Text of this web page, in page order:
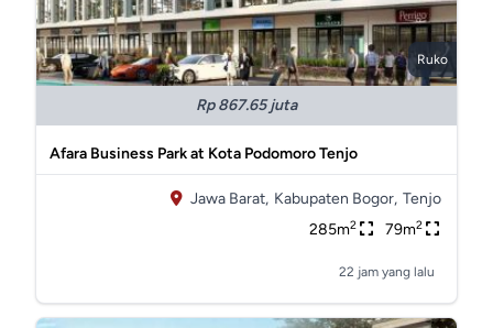
Ruko
Rp 867.65 juta
Afara Business Park at Kota Podomoro Tenjo
Jawa Barat, Kabupaten Bogor, Tenjo
285m2 79m2
22 jam yang lalu